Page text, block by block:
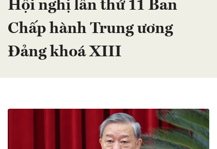
Hội nghị lần thứ 11 Ban
Chấp hành Trung ương
Đảng khoá XIII